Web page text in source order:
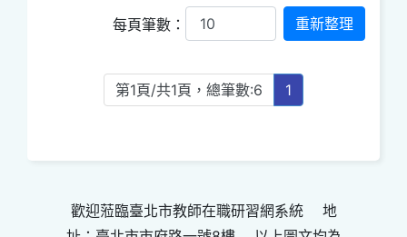
每頁筆數：
第1頁/共1頁，總筆數:6 1
歡迎蒞臨臺北市教師在職研習網系統 地